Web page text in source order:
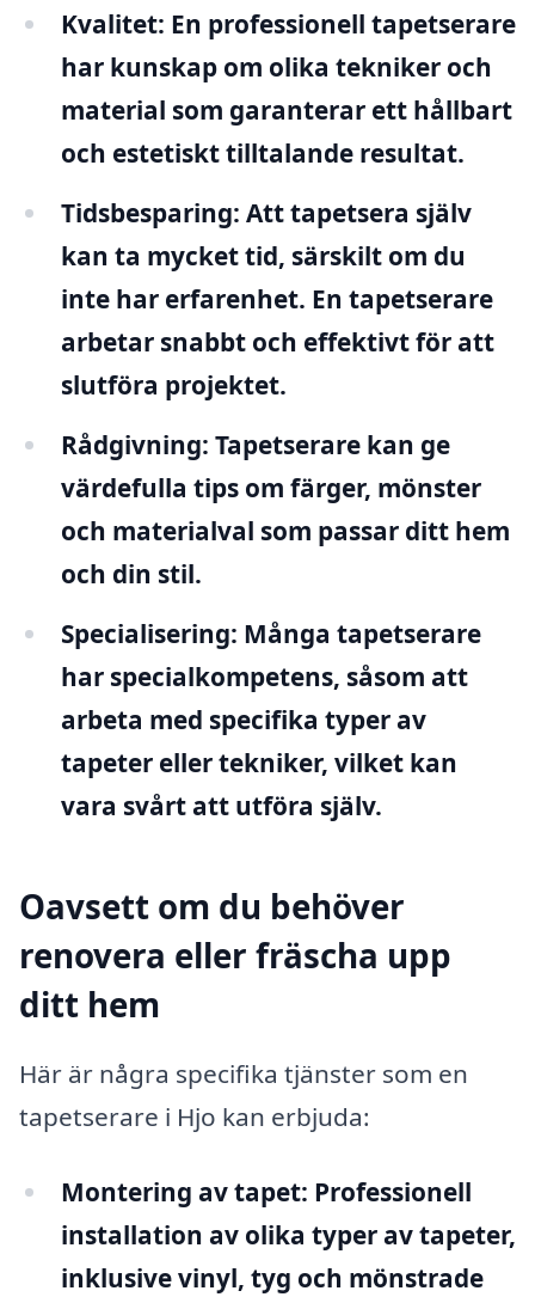
Kvalitet: En professionell tapetserare
har kunskap om olika tekniker och
material som garanterar ett hållbart
och estetiskt tilltalande resultat.
Tidsbesparing: Att tapetsera själv
kan ta mycket tid, särskilt om du
inte har erfarenhet. En tapetserare
arbetar snabbt och effektivt för att
slutföra projektet.
Rådgivning: Tapetserare kan ge
värdefulla tips om färger, mönster
och materialval som passar ditt hem
och din stil.
Specialisering: Många tapetserare
har specialkompetens, såsom att
arbeta med specifika typer av
tapeter eller tekniker, vilket kan
vara svårt att utföra själv.
Oavsett om du behöver
renovera eller fräscha upp
ditt hem
Här är några specifika tjänster som en
tapetserare i Hjo kan erbjuda:
Montering av tapet: Professionell
installation av olika typer av tapeter,
inklusive vinyl, tyg och mönstrade